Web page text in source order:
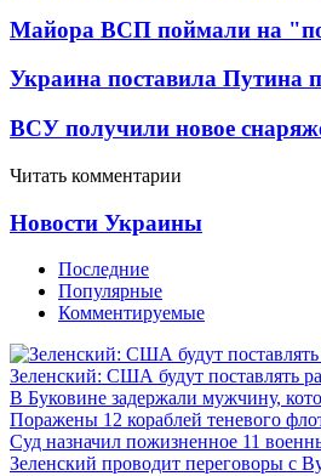
Майора ВСП поймали на
Украина поставила
ВСУ получили новое
Читать комментарии
Новости Украины
Последние
Популярные
Комментируемые
Зеленский: США будут поставлять
В Буковине задержали мужчину,
Поражены 12 кораблей теневого
Суд назначил пожизненное 11
Зеленский проводит переговоры с